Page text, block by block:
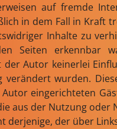
auf fremde
in dem Fall in
Inhalte zu
Seiten erkennbar
Autor keinerlei
verändert wurden.
eingerichteten
aus der Nutzung
derjenige, der über